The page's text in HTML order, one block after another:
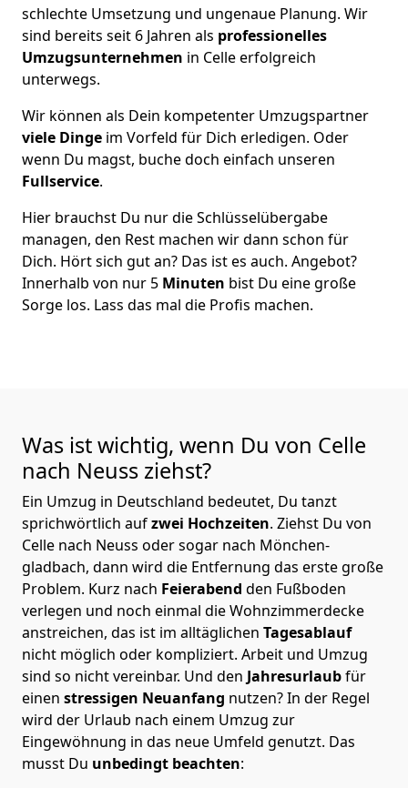
schlechte Umsetzung und ungenaue Planung. Wir
sind bereits seit 6 Jahren als professionelles
Umzugsunternehmen in Celle erfolgreich
unterwegs.
Wir können als Dein kompetenter Umzugspartner
viele Dinge im Vorfeld für Dich erledigen. Oder
wenn Du magst, buche doch einfach unseren
Fullservice.
Hier brauchst Du nur die Schlüsselübergabe
managen, den Rest machen wir dann schon für
Dich. Hört sich gut an? Das ist es auch. Angebot?
Innerhalb von nur 5 Minuten bist Du eine große
Sorge los. Lass das mal die Profis machen.
Was ist wichtig, wenn Du von Celle
nach Neuss ziehst?
Ein Umzug in Deutschland bedeutet, Du tanzt
sprichwörtlich aufzwei Hochzeiten. Ziehst Du von
Celle nach Neuss oder sogar nach Mönchen­
gladbach, dann wird die Entfernung das erste große
Problem. Kurz nach Feierabend den Fußboden
verlegen und noch einmal die Wohnzimmerdecke
anstreichen, das ist im alltäglichen Tagesablauf
nicht möglich oder kompliziert. Arbeit und Umzug
sind so nicht vereinbar. Und den Jahresurlaubfür
einen stressigen Neuanfang nutzen? In der Regel
wird der Urlaub nach einem Umzug zur
Eingewöhnung in das neue Umfeld genutzt. Das
musst Du unbedingt beachten: